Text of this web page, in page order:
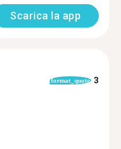
Scarica la app
format_quote 3